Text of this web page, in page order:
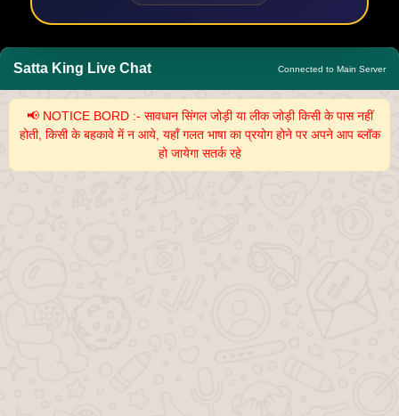
Satta King Live Chat Connected to Main Server
📢 NOTICE BORD :- सावधान सिंगल जोड़ी या लीक जोड़ी किसी के पास नहीं
होती, किसी के बहकावे में न आये, यहाँ गलत भाषा का प्रयोग होने पर अपने आप ब्लॉक
हो जायेगा सतर्क रहे